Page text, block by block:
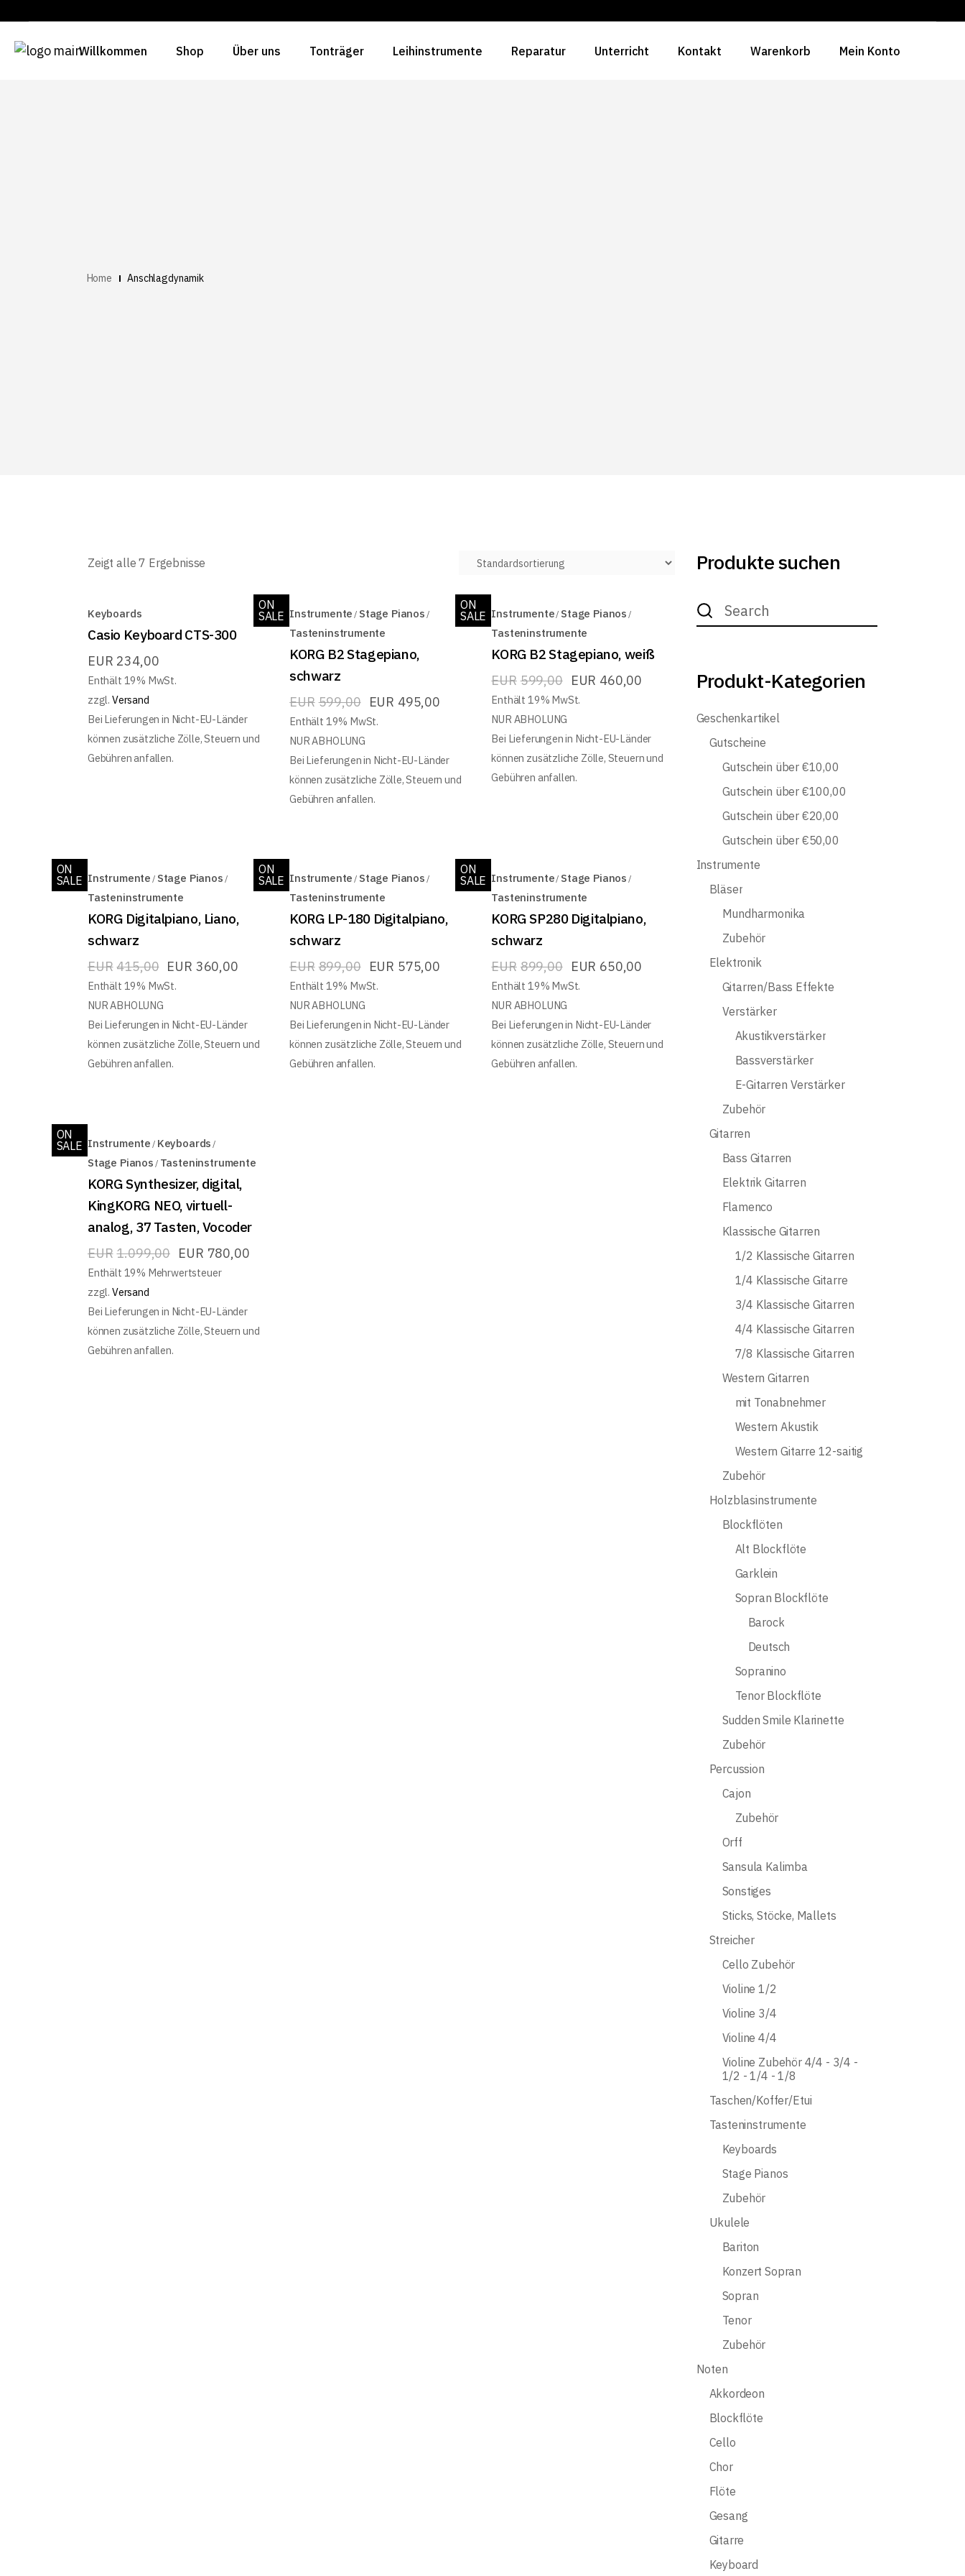
Willkommen Shop Über uns Tonträger Leihinstrumente Reparatur Unterricht Kontakt Warenkorb Mein Konto
Home Anschlagdynamik
Zeigt alle 7 Ergebnisse
Keyboards
Casio Keyboard CTS-300
EUR 234,00
Enthält 19% MwSt.
zzgl. Versand
Bei Lieferungen in Nicht-EU-Länder
können zusätzliche Zölle, Steuern und
Gebühren anfallen.
ON
SALE Instrumente Stage Pianos
Tasteninstrumente
KORG B2 Stagepiano,
schwarz
EUR 599,00 EUR 495,00
Enthält 19% MwSt.
NUR ABHOLUNG
Bei Lieferungen in Nicht-EU-Länder
können zusätzliche Zölle, Steuern und
Gebühren anfallen.
ON
SALE Instrumente Stage Pianos
Tasteninstrumente
KORG B2 Stagepiano, weiß
EUR 599,00 EUR 460,00
Enthält 19% MwSt.
NUR ABHOLUNG
Bei Lieferungen in Nicht-EU-Länder
können zusätzliche Zölle, Steuern und
Gebühren anfallen.
ON
SALE Instrumente Stage Pianos
Tasteninstrumente
KORG Digitalpiano, Liano,
schwarz
EUR 415,00 EUR 360,00
Enthält 19% MwSt.
NUR ABHOLUNG
Bei Lieferungen in Nicht-EU-Länder
können zusätzliche Zölle, Steuern und
Gebühren anfallen.
ON
SALE Instrumente Stage Pianos
Tasteninstrumente
KORG LP-180 Digitalpiano,
schwarz
EUR 899,00 EUR 575,00
Enthält 19% MwSt.
NUR ABHOLUNG
Bei Lieferungen in Nicht-EU-Länder
können zusätzliche Zölle, Steuern und
Gebühren anfallen.
ON
SALE Instrumente Stage Pianos
Tasteninstrumente
KORG SP280 Digitalpiano,
schwarz
EUR 899,00 EUR 650,00
Enthält 19% MwSt.
NUR ABHOLUNG
Bei Lieferungen in Nicht-EU-Länder
können zusätzliche Zölle, Steuern und
Gebühren anfallen.
ON
SALE Instrumente Keyboards
Stage Pianos Tasteninstrumente
KORG Synthesizer, digital,
KingKORG NEO, virtuell-
analog, 37 Tasten, Vocoder
EUR 1.099,00 EUR 780,00
Enthält 19% Mehrwertsteuer
zzgl. Versand
Bei Lieferungen in Nicht-EU-Länder
können zusätzliche Zölle, Steuern und
Gebühren anfallen.
Produkte suchen
Search
for:
Produkt-Kategorien
Geschenkartikel
Gutscheine
Gutschein über €10,00
Gutschein über €100,00
Gutschein über €20,00
Gutschein über €50,00
Instrumente
Bläser
Mundharmonika
Zubehör
Elektronik
Gitarren/Bass Effekte
Verstärker
Akustikverstärker
Bassverstärker
E-Gitarren Verstärker
Zubehör
Gitarren
Bass Gitarren
Elektrik Gitarren
Flamenco
Klassische Gitarren
1/2 Klassische Gitarren
1/4 Klassische Gitarre
3/4 Klassische Gitarren
4/4 Klassische Gitarren
7/8 Klassische Gitarren
Western Gitarren
mit Tonabnehmer
Western Akustik
Western Gitarre 12-saitig
Zubehör
Holzblasinstrumente
Blockflöten
Alt Blockflöte
Garklein
Sopran Blockflöte
Barock
Deutsch
Sopranino
Tenor Blockflöte
Sudden Smile Klarinette
Zubehör
Percussion
Cajon
Zubehör
Orff
Sansula Kalimba
Sonstiges
Sticks, Stöcke, Mallets
Streicher
Cello Zubehör
Violine 1/2
Violine 3/4
Violine 4/4
Violine Zubehör 4/4 - 3/4 -
1/2 - 1/4 - 1/8
Taschen/Koffer/Etui
Tasteninstrumente
Keyboards
Stage Pianos
Zubehör
Ukulele
Bariton
Konzert Sopran
Sopran
Tenor
Zubehör
Noten
Akkordeon
Blockflöte
Cello
Chor
Flöte
Gesang
Gitarre
Keyboard